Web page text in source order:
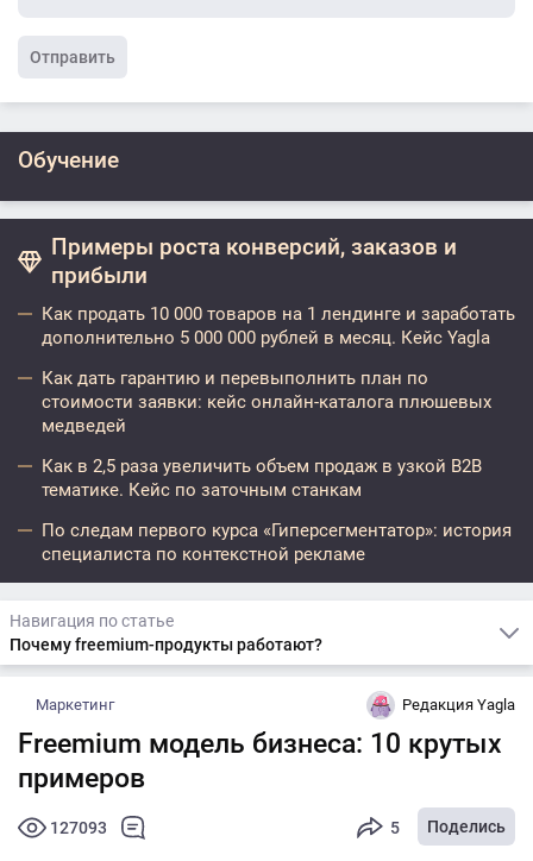
Отправить
Обучение
Примеры роста конверсий, заказов и
прибыли
Как продать 10 000 товаров на 1 лендинге и заработать
дополнительно 5 000 000 рублей в месяц. Кейс Yagla
Как дать гарантию и перевыполнить план по
стоимости заявки: кейс онлайн-каталога плюшевых
медведей
Как в 2,5 раза увеличить объем продаж в узкой B2B
тематике. Кейс по заточным станкам
По следам первого курса «Гиперсегментатор»: история
специалиста по контекстной рекламе
Навигация по статье
Почему freemium-продукты работают?
Маркетинг Редакция Yagla
Freemium модель бизнеса: 10 крутых
примеров
127093 5 Поделись